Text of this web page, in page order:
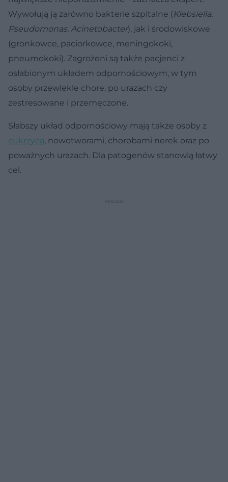
Wywołują ją zarówno bakterie szpitalne (Klebsiella,
Pseudomonas, Acinetobacter), jak i środowiskowe
(gronkowce, paciorkowce, meningokoki,
pneumokoki). Zagrożeni są także pacjenci z
osłabionym układem odpornościowym, w tym
osoby przewlekle chore, po urazach czy
zestresowane i przemęczone.
Słabszy układ odpornościowy mają także osoby z
cukrzycą, nowotworami, chorobami nerek oraz po
poważnych urazach. Dla patogenów stanowią łatwy
cel.